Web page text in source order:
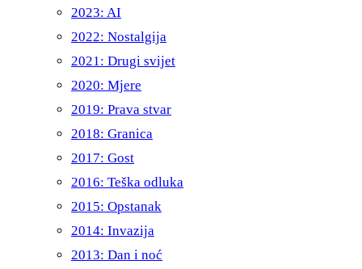
2023: AI
2022: Nostalgija
2021: Drugi svijet
2020: Mjere
2019: Prava stvar
2018: Granica
2017: Gost
2016: Teška odluka
2015: Opstanak
2014: Invazija
2013: Dan i noć